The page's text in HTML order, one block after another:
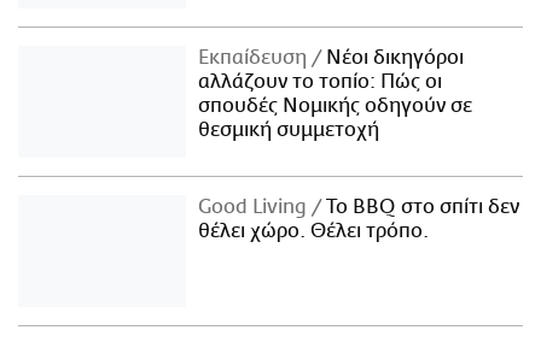
Εκπαίδευση
Νέοι δικηγόροι
αλλάζουν το τοπίο: Πώς οι
σπουδές Νομικής οδηγούν σε
θεσμική συμμετοχή
Good Living
Το BBQ στο σπίτι δεν
θέλει χώρο. Θέλει τρόπο.